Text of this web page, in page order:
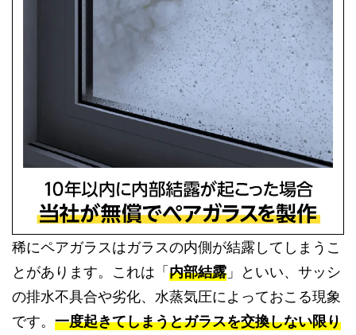
稀にペアガラスはガラスの内側が結露してしまうこ
とがあります。これは「内部結露 」といい、サッシ
の排水不具合や劣化、水蒸気圧によっておこる現象
です。 一度起きてしまうとガラスを交換しない限り